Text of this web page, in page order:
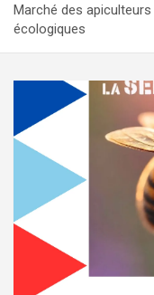
Marché des
écologiques